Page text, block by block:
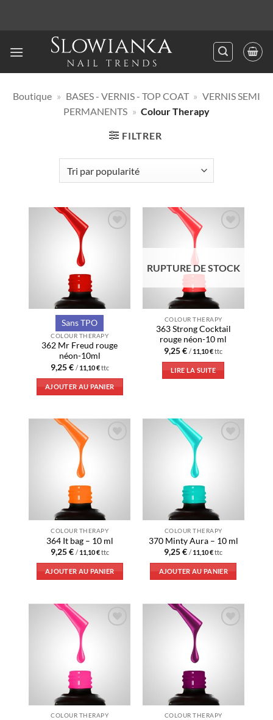
Boutique » BASES - VERNIS - TOP COAT » VERNIS SEMI
PERMANENTS » Colour Therapy
FILTRER
Sans TPO
COLOUR THERAPY
362 Mr Freud rouge
néon-10ml
9,25€ / 11,10€ttc
AJOUTER AU PANIER
RUPTURE DE STOCK
COLOUR THERAPY
363 Strong Cocktail
rouge néon-10 ml
9,25€ / 11,10€ttc
LIRE LA SUITE
COLOUR THERAPY
364 It bag – 10 ml
9,25€ / 11,10€ttc
AJOUTER AU PANIER
COLOUR THERAPY
370 Minty Aura – 10 ml
9,25€ / 11,10€ttc
AJOUTER AU PANIER
COLOUR THERAPY COLOUR THERAPY